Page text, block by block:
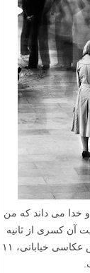
خدا می داند که من
آن کسری از ثانیه
که در آن همه چیز دست به دست هم می دهند، ارزش همه این ها را دارد. در این آموزش عکاسی خیابانی، ۱۱